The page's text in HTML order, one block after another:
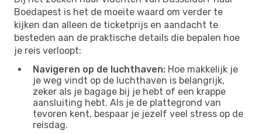
Boedapest is het de moeite waard om verder te
kijken dan alleen de ticketprijs en aandacht te
besteden aan de praktische details die bepalen hoe
je reis verloopt:
Navigeren op de luchthaven: Hoe makkelijk je
je weg vindt op de luchthaven is belangrijk,
zeker als je bagage bij je hebt of een krappe
aansluiting hebt. Als je de plattegrond van
tevoren kent, bespaar je jezelf veel stress op de
reisdag.